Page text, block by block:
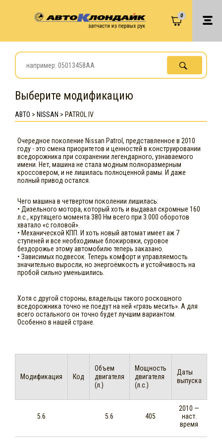
0
Выберите модификацию
АВТО > NISSAN > PATROL IV
Очередное поколение Nissan Patrol, представленное в 2010
году - это смена приоритетов и ценностей в конструировании
вседорожника при сохранении легендарного, узнаваемого
имени. Нет, машина не стала модным полноразмерным
кроссовером, и не лишилась полноценной рамы. И даже
полный привод остался.
Чего машина в четвертом поколении лишилась:
• Дизельного мотора, который хоть и выдавал скромные 160
л.с., крутящего момента 380 Нм всего при 3.000 оборотов
хватало «с головой».
• Механической КПП. И хоть новый автомат имеет аж 7
ступеней и все необходимые блокировки, суровое
бездорожье этому автомобилю теперь заказано.
• Зависимых подвесок. Теперь комфорт и управляемость
значительно выросли, но энергоёмкость и устойчивость на
пробой сильно уменьшились.
Хотя с другой стороны, владельцы такого роскошного
вседорожника точно не поедут на ней «грязь месить». А для
всего остального он точно будет лучшим вариантом.
Особенно в нашей стране.
Модификация Код
Объем
двигателя
(л.)
Мощность
двигателя
(л.с.)
Даты
выпуска
5.6 5.6 405
2010 —
наст.
время